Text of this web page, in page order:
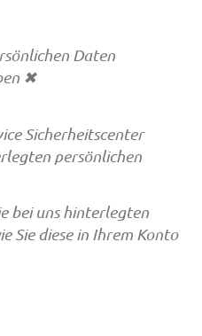
Daten
✖
Sicherheitscenter
persönlichen
bei uns hinterlegten
Sie diese in Ihrem Konto